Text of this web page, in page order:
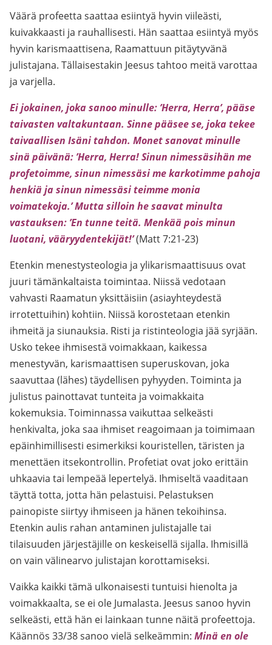
Väärä profeetta saattaa esiintyä hyvin viileästi,
kuivakkaasti ja rauhallisesti. Hän saattaa esiintyä myös
hyvin karismaattisena, Raamattuun pitäytyvänä
julistajana. Tällaisestakin Jeesus tahtoo meitä varottaa
ja varjella.
Ei jokainen, joka sanoo minulle: ’Herra, Herra’, pääse
taivasten valtakuntaan. Sinne pääsee se, joka tekee
taivaallisen Isäni tahdon. Monet sanovat minulle
sinä päivänä: ’Herra, Herra! Sinun nimessäsihän me
profetoimme, sinun nimessäsi me karkotimme pahoja
henkiä ja sinun nimessäsi teimme monia
voimatekoja.’ Mutta silloin he saavat minulta
vastauksen: ’En tunne teitä. Menkää pois minun
luotani, vääryydentekijät!’(Matt 7:21-23)
Etenkin menestysteologia ja ylikarismaattisuus ovat
juuri tämänkaltaista toimintaa. Niissä vedotaan
vahvasti Raamatun yksittäisiin (asiayhteydestä
irrotettuihin) kohtiin. Niissä korostetaan etenkin
ihmeitä ja siunauksia. Risti ja ristinteologia jää syrjään.
Usko tekee ihmisestä voimakkaan, kaikessa
menestyvän, karismaattisen superuskovan, joka
saavuttaa (lähes) täydellisen pyhyyden. Toiminta ja
julistus painottavat tunteita ja voimakkaita
kokemuksia. Toiminnassa vaikuttaa selkeästi
henkivalta, joka saa ihmiset reagoimaan ja toimimaan
epäinhimillisesti esimerkiksi kouristellen, täristen ja
menettäen itsekontrollin. Profetiat ovat joko erittäin
uhkaavia tai lempeää lepertelyä. Ihmiseltä vaaditaan
täyttä totta, jotta hän pelastuisi. Pelastuksen
painopiste siirtyy ihmiseen ja hänen tekoihinsa.
Etenkin aulis rahan antaminen julistajalle tai
tilaisuuden järjestäjille on keskeisellä sijalla. Ihmisillä
on vain välinearvo julistajan korottamiseksi.
Vaikka kaikki tämä ulkonaisesti tuntuisi hienolta ja
voimakkaalta, se ei ole Jumalasta. Jeesus sanoo hyvin
selkeästi, että hän ei lainkaan tunne näitä profeettoja.
Käännös 33/38 sanoo vielä selkeämmin: Minä en ole